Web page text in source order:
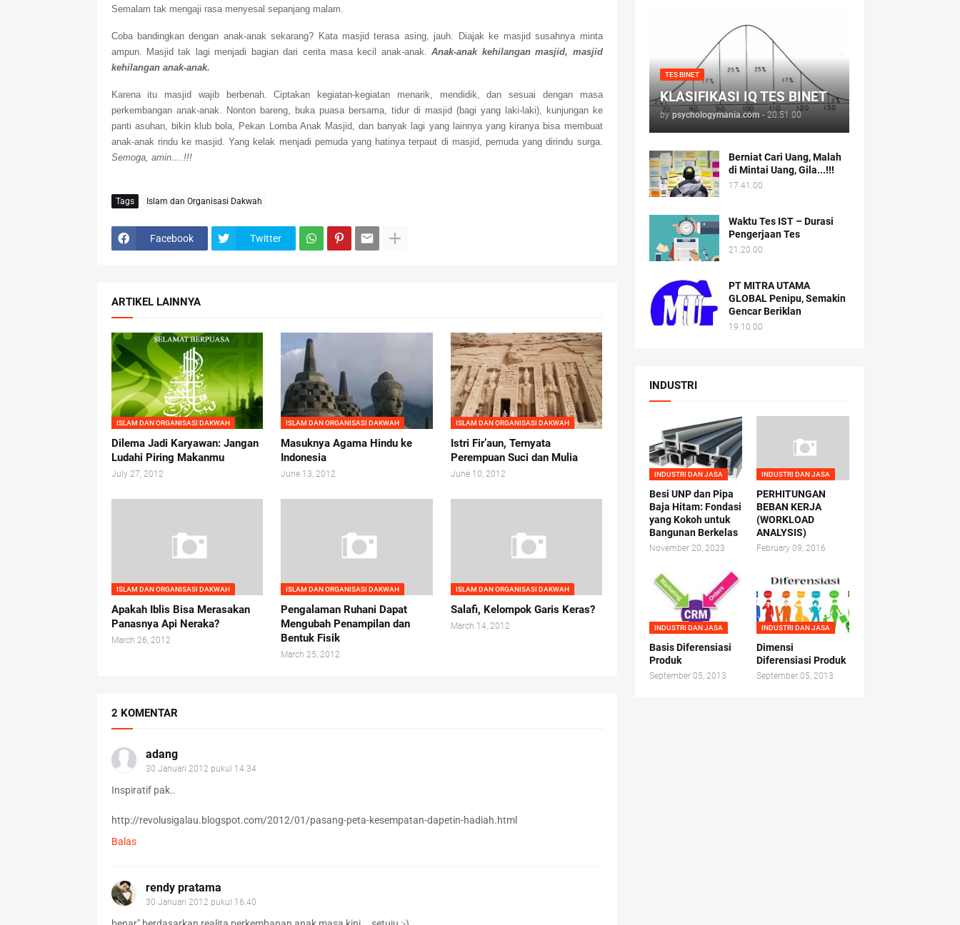
Semalam tak mengaji rasa menyesal sepanjang malam.
Coba bandingkan dengan anak-anak sekarang? Kata masjid terasa asing, jauh. Diajak ke masjid susahnya minta
ampun. Masjid tak lagi menjadi bagian dari cerita masa kecil anak-anak.Anak-anak kehilangan masjid, masjid
kehilangan anak-anak.
Karena itu masjid wajib berbenah. Ciptakan kegiatan-kegiatan menarik, mendidik, dan sesuai dengan masa
perkembangan anak-anak. Nonton bareng, buka puasa bersama, tidur di masjid (bagi yang laki-laki), kunjungan ke
panti asuhan, bikin klub bola, Pekan Lomba Anak Masjid, dan banyak lagi yang lainnya yang kiranya bisa membuat
anak-anak rindu ke masjid. Yang kelak menjadi pemuda yang hatinya terpaut di masjid, pemuda yang dirindu surga.
Semoga, amin….!!!
Tags Islam dan Organisasi Dakwah
Facebook Twitter
ARTIKEL LAINNYA
ISLAM DAN ORGANISASI DAKWAH
Dilema Jadi Karyawan: Jangan
Ludahi Piring Makanmu
July 27, 2012
ISLAM DAN ORGANISASI DAKWAH
Masuknya Agama Hindu ke
Indonesia
June 13, 2012
ISLAM DAN ORGANISASI DAKWAH
Istri Fir’aun, Ternyata
Perempuan Suci dan Mulia
June 10, 2012
ISLAM DAN ORGANISASI DAKWAH
Apakah Iblis Bisa Merasakan
Panasnya Api Neraka?
March 26, 2012
ISLAM DAN ORGANISASI DAKWAH
Pengalaman Ruhani Dapat
Mengubah Penampilan dan
Bentuk Fisik
March 25, 2012
ISLAM DAN ORGANISASI DAKWAH
Salafi, Kelompok Garis Keras?
March 14, 2012
2 KOMENTAR
adang
30 Januari 2012 pukul 14.34
Inspiratif pak..
http://revolusigalau.blogspot.com/2012/01/pasang-peta-kesempatan-dapetin-hadiah.html
Balas
rendy pratama
30 Januari 2012 pukul 16.40
TES BINET
KLASIFIKASI IQ TES BINET
by psychologymania.com - 20.51.00
Berniat Cari Uang, Malah
di Mintai Uang, Gila...!!!
17.41.00
Waktu Tes IST – Durasi
Pengerjaan Tes
21.20.00
PT MITRA UTAMA
GLOBAL Penipu, Semakin
Gencar Beriklan
19.10.00
INDUSTRI
INDUSTRI DAN JASA
Besi UNP dan Pipa
Baja Hitam: Fondasi
yang Kokoh untuk
Bangunan Berkelas
November 20, 2023
INDUSTRI DAN JASA
PERHITUNGAN
BEBAN KERJA
(WORKLOAD
ANALYSIS)
February 09, 2016
INDUSTRI DAN JASA
Basis Diferensiasi
Produk
September 05, 2013
INDUSTRI DAN JASA
Dimensi
Diferensiasi Produk
September 05, 2013